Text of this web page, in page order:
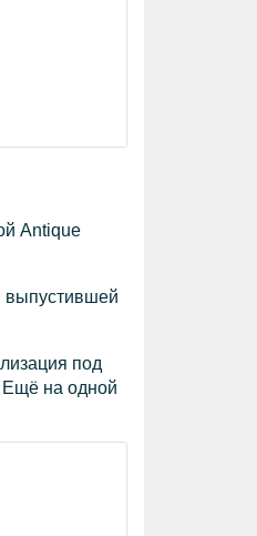
Antique
выпустившей
под
на одной